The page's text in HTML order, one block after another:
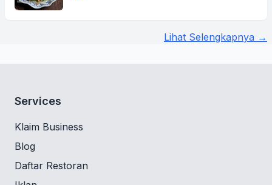
Lihat Selengkapnya →
Services
Klaim Business
Blog
Daftar Restoran